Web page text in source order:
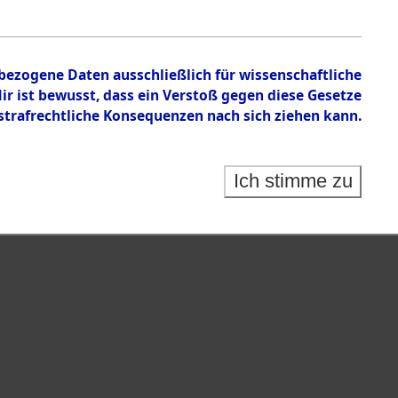
Daten ausschließlich für wissenschaftliche
bewusst, dass ein Verstoß gegen diese Gesetze
Konsequenzen nach sich ziehen kann.
Ich stimme zu